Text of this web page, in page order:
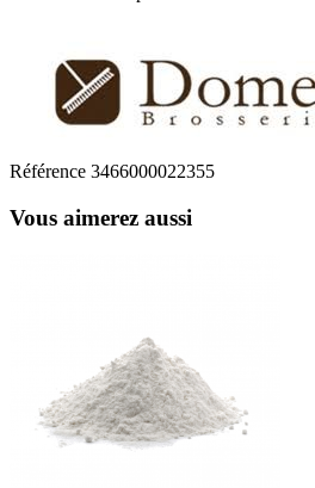
Référence 3466000022355
Vous aimerez aussi